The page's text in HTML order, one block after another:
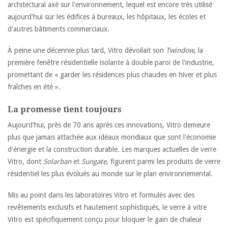
architectural axé sur l'environnement, lequel est encore très utilisé
aujourd'hui sur les édifices à bureaux, les hôpitaux, les écoles et
d'autres bâtiments commerciaux.
À peine une décennie plus tard, Vitro dévoilait son Twindow, la
première fenêtre résidentielle isolante à double paroi de l'industrie,
promettant de « garder les résidences plus chaudes en hiver et plus
fraîches en été ».
La promesse tient toujours
Aujourd'hui, près de 70 ans après ces innovations, Vitro demeure
plus que jamais attachée aux idéaux mondiaux que sont l'économie
d'énergie et la construction durable. Les marques actuelles de verre
Vitro, dont Solarbanet Sungate, figurent parmi les produits de verre
résidentiel les plus évolués au monde sur le plan environnemental.
Mis au point dans les laboratoires Vitro et formulés avec des
revêtements exclusifs et hautement sophistiqués, le verre à vitre
Vitro est spécifiquement conçu pour bloquer le gain de chaleur